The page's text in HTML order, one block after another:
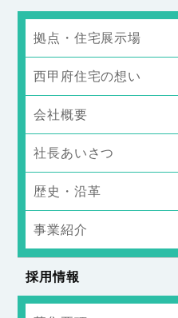
拠点・住宅展示場
西甲府住宅の想い
会社概要
社長あいさつ
歴史・沿革
事業紹介
採用情報